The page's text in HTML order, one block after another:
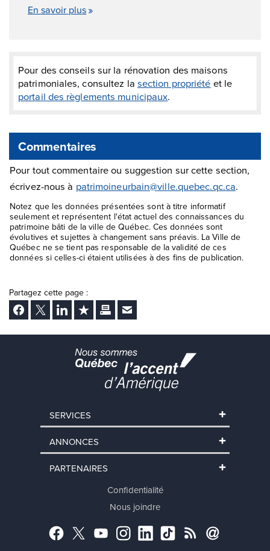
En savoir plus
Pour des conseils sur la rénovation des maisons
patrimoniales, consultez la section propriété et le
portail des règlements municipaux.
Commentaires
Pour tout commentaire ou suggestion sur cette section,
écrivez-nous à patrimoineurbain@ville.quebec.qc.ca.
Notez que les données présentées sont à titre informatif
seulement et représentent l'état actuel des connaissances du
patrimoine bâti de la ville de Québec. Ces données sont
évolutives et sujettes à changement sans préavis. La Ville de
Québec ne se tient pas responsable de la validité de ces
données si celles-ci étaient utilisées à des fins de publication.
Partagez cette page :
Facebook
Twitter LinkedInAjouter aux favoris
ImprimerEnvoyer Ã un ami
SERVICES
ANNONCES
PARTENAIRES
Confidentialité
Nous joindre
Facebook
TwitterYouTubeInstagram
LinkedInTikTokRSS Abonnement